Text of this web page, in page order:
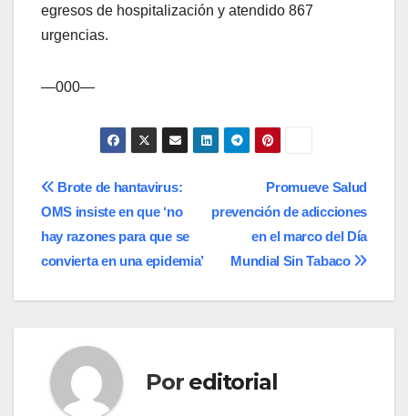
egresos de hospitalización y atendido 867
urgencias.
—000—
Navegación
de
entradas
Promueve Salud
prevención de adicciones
en el marco del Día
Mundial Sin Tabaco
Brote de hantavirus:
OMS insiste en que ‘no
hay razones para que se
convierta en una epidemia’
Por editorial